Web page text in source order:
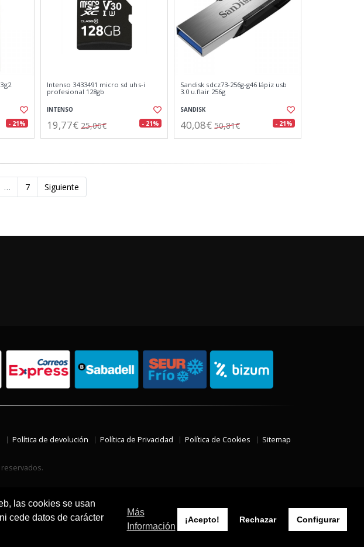
las cookies se usan
cede datos de carácter
Más
Información
¡Acepto! Rechazar Configurar
- 21%
Intenso 3433491 micro sd uhs-i
profesional 128gb
INTENSO
19,77€ 25,06€ - 21%
Sandisk sdcz73-256g-g46 lápiz usb
3.0 u.flair 256g
SANDISK
40,08€ 50,81€ - 21%
… 7 Siguiente
Política de devolución Política de Privacidad Política de Cookies Sitemap